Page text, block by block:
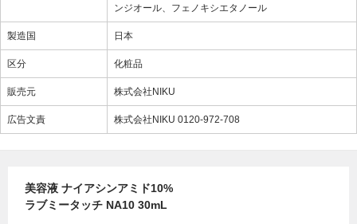
ンジオール、フェノキシエタノール
製造国 日本
区分 化粧品
販売元 株式会社NIKU
広告文責 株式会社NIKU 0120-972-708
美容液 ナイアシンアミド10%
ラブミータッチ NA10 30mL